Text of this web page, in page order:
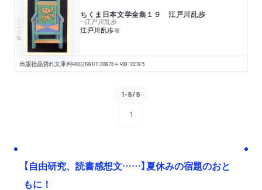
シリーズ・全集 ちくま日本文学全集１９ 江戸川乱歩
─江戸川乱歩
江戸川乱歩著
出版社品切れ文庫判480頁1991/11/20978-4-480-10219-5
1-6/6
1
【自由研究、読書感想文……】夏休みの宿題のおと
もに！